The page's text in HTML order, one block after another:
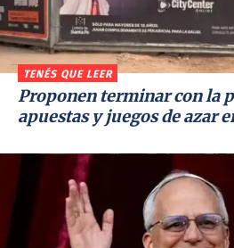
TENÉS QUE LEER
Proponen terminar con la
apuestas y juegos de azar